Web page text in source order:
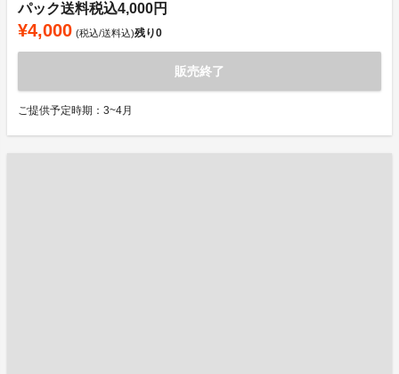
パック送料税込4,000円
¥4,000 (税込/送料込)残り0
販売終了
ご提供予定時期：3~4月